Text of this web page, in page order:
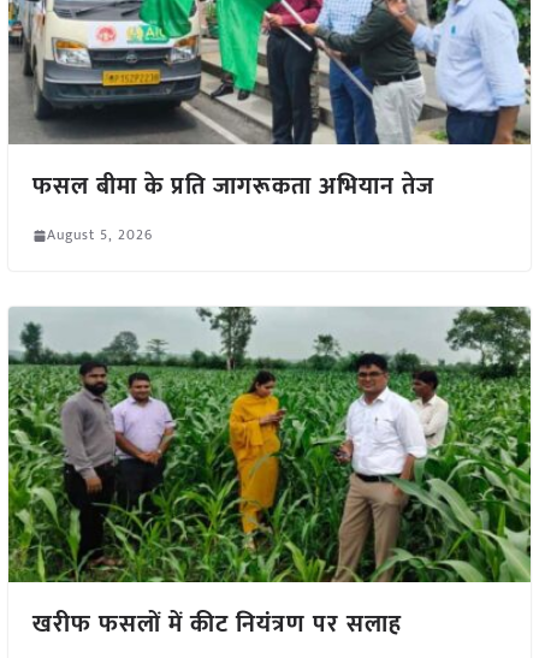
फसल बीमा के प्रति जागरूकता अभियान तेज
August 5, 2026
खरीफ फसलों में कीट नियंत्रण पर सलाह